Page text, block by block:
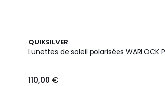
QUIKSILVER
Lunettes de soleil polarisées WARLOCK P
110,00 €
2
Couleurs